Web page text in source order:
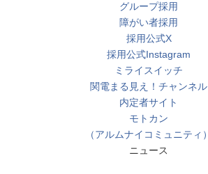
グループ採用
障がい者採用
採用公式X
採用公式Instagram
ミライスイッチ
関電まる見え！チャンネル
内定者サイト
モトカン
（アルムナイコミュニティ）
ニュース